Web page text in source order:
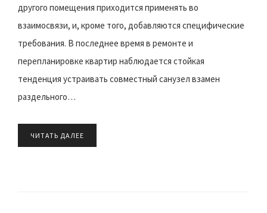
другого помещения приходится применять во
взаимосвязи, и, кроме того, добавляются специфические
требования. В последнее время в ремонте и
перепланировке квартир наблюдается стойкая
тенденция устраивать совместный санузел взамен
раздельного…
ЧИТАТЬ ДАЛЕЕ